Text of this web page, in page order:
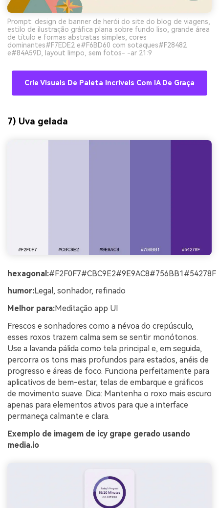
Prompt: design de banner de herói do site do blog de viagens,
estilo de ilustração gráfica plana sobre fundo liso, grande área
de título e formas abstratas simples, cores
dominantes#F7EDE2 e#F6BD60 com sotaques#F28482
e#84A59D, layout limpo, sem fotos- -ar 21:9
Crie Visuais De Paleta Incríveis Com IA De Graça
7) Uva gelada
hexagonal:#F2F0F7#CBC9E2#9E9AC8#756BB1#54278F
humor:Legal, sonhador, refinado
Melhor para:Meditação app UI
Frescos e sonhadores como a névoa do crepúsculo,
esses roxos trazem calma sem se sentir monótonos.
Use a lavanda pálida como tela principal e, em seguida,
percorra os tons mais profundos para estados, anéis de
progresso e áreas de foco. Funciona perfeitamente para
aplicativos de bem-estar, telas de embarque e gráficos
de movimento suave. Dica: Mantenha o roxo mais escuro
apenas para elementos ativos para que a interface
permaneça calmante e clara.
Exemplo de imagem de icy grape gerado usando
media.io